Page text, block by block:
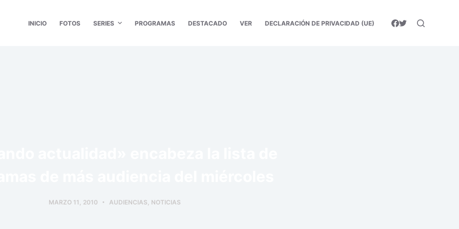
INICIO FOTOS SERIES PROGRAMAS DESTACADO VER DECLARACIÓN DE PRIVACIDAD (UE)
MARZO 11, 2010 AUDIENCIAS NOTICIAS